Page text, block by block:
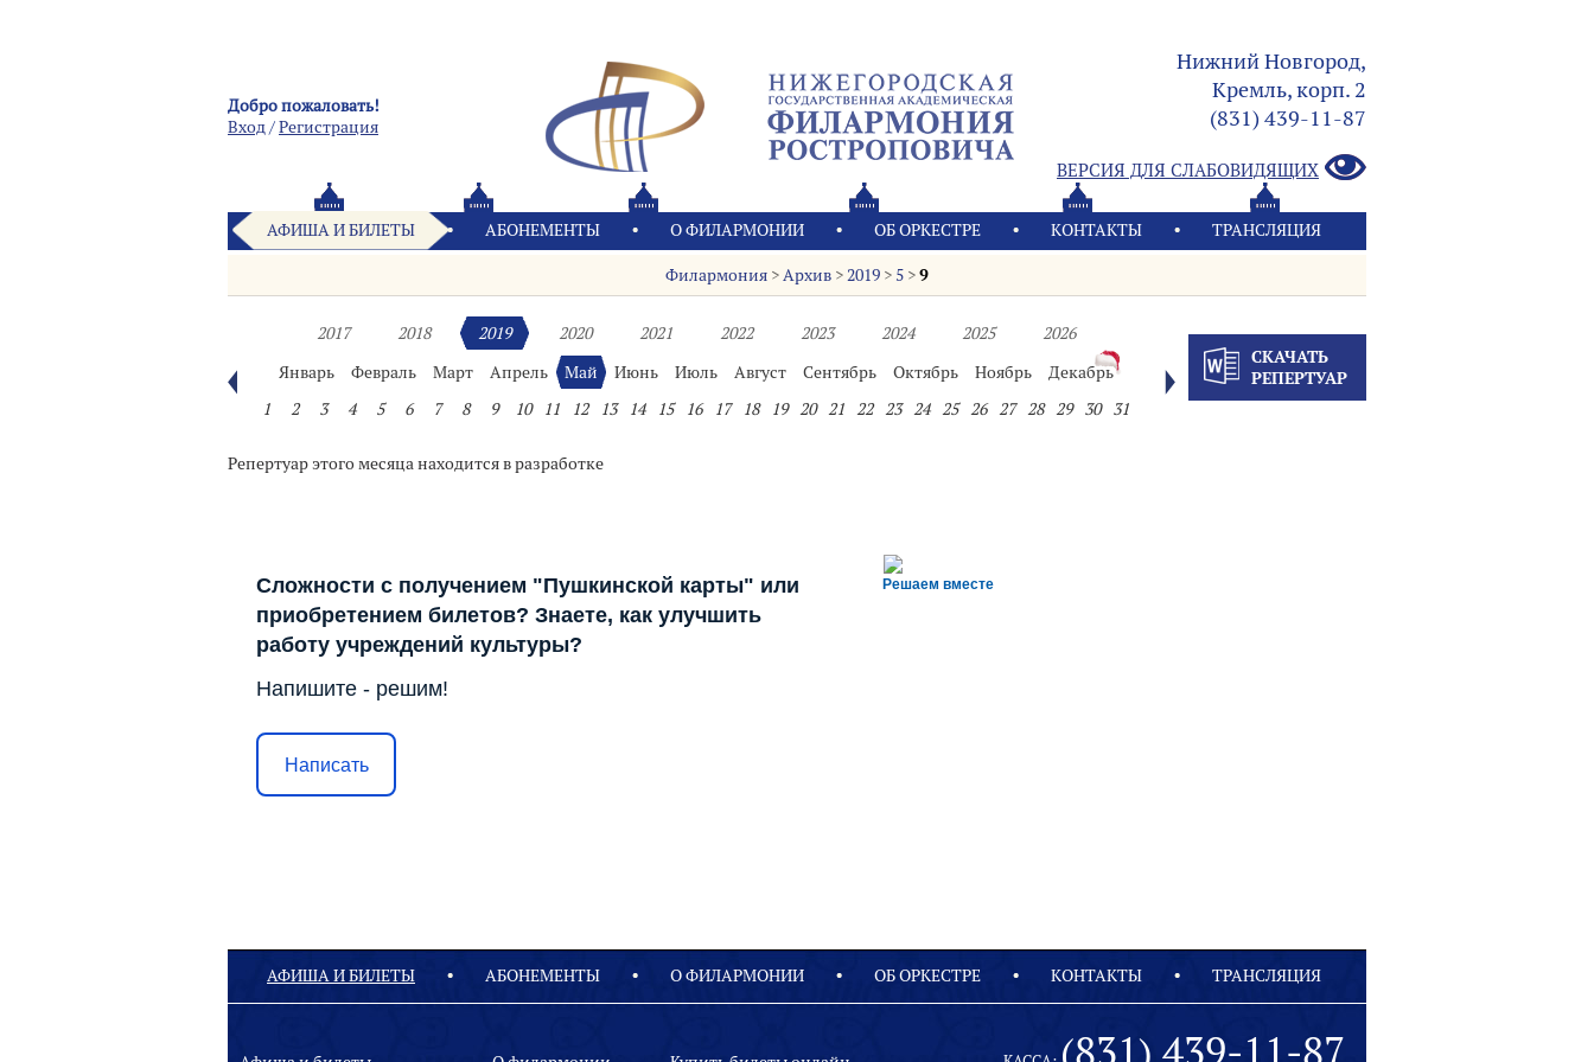
Добро пожаловать!
Вход/Pегистрация
Нижний Новгород,
Кремль, корп. 2
(831) 439-11-87
ВЕРСИЯ ДЛЯ СЛАБОВИДЯЩИХ
АФИША И БИЛЕТЫ АБОНЕМЕНТЫ О ФИЛАРМОНИИ OБ ОРКЕСТРЕ КОНТАКТЫ ТРАНСЛЯЦИЯ
Филармония >Архив >2019 > 5 >9
2017 2018 2019 2020 2021 2022 2023 2024 2025
2026
Январь
Февраль Март Апрель Май Июнь Июль Август Сентябрь Октябрь Ноябрь
Декабрь
1
2 3 4 5 6 7 8 9 10 11 12 13 14 15 16 17 18 19 20 21 22 23 24 25 26 27 28 29 30 31
СКАЧАТЬ
РЕПЕРТУАР
Репертуар этого месяца находится в разработке
Решаем вместе
Сложности с получением "Пушкинской карты" или
приобретением билетов? Знаете, как улучшить
работу учреждений культуры?
Напишите - решим!
Написать
АФИША И БИЛЕТЫ АБОНЕМЕНТЫ О ФИЛАРМОНИИ OБ ОРКЕСТРЕ КОНТАКТЫ ТРАНСЛЯЦИЯ